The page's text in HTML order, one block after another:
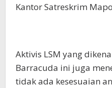
Kantor Satreskrim
Aktivis LSM yang
Barracuda ini juga
tidak ada kesesuaian